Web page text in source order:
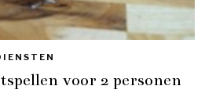
voor 2 personen